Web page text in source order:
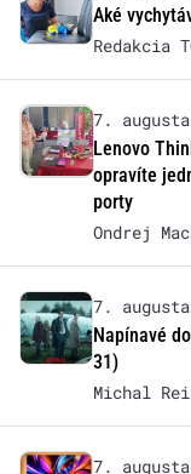
Aké
Redakcia
7.
Lenovo
opravíte
porty
Ondrej
7.
Napínavé
31)
Michal
7.